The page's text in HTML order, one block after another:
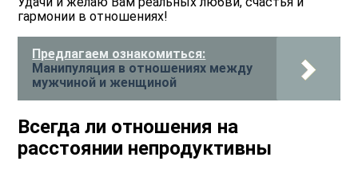
гармонии в отношениях!
Предлагаем ознакомиться:
Манипуляция в отношениях между
мужчиной и женщиной
Всегда ли отношения на
расстоянии непродуктивны